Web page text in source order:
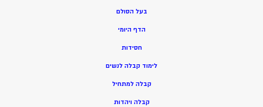
בעל הסולם
הדף היומי
חסידות
לימוד קבלה לנשים
קבלה למתחיל
קבלה ויהדות